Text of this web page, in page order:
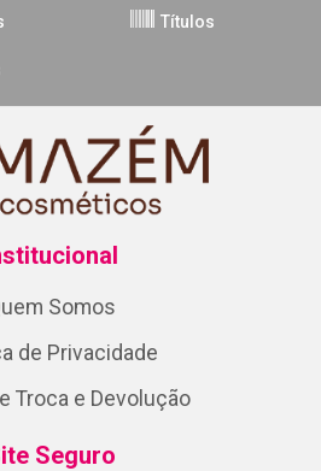
Títulos
Somos
de Privacidade
Troca e Devolução
Seguro